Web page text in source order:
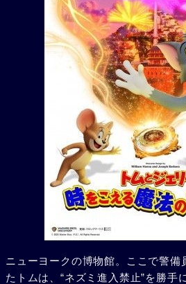
ニューヨークの博物館。ここで警備
たトムは、“ネズミ進入禁止”を勝手